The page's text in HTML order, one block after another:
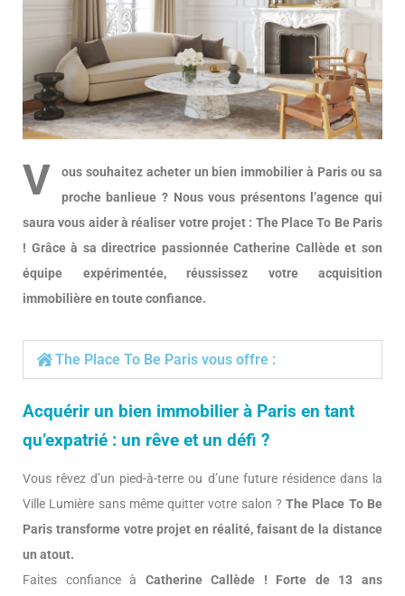
V
ous souhaitez acheter un bien immobilier à Paris ou sa
proche banlieue ? Nous vous présentons l’agence qui
saura vous aider à réaliser votre projet : The Place To Be Paris
! Grâce à sa directrice passionnée Catherine Callède et son
équipe expérimentée, réussissez votre acquisition
immobilière en toute confiance.
The Place To Be Paris vous offre :
Acquérir un bien immobilier à Paris en tant
qu’expatrié : un rêve et un défi ?
Vous rêvez d’un pied-à-terre ou d’une future résidence dans la
Ville Lumière sans même quitter votre salon ?The Place To Be
Paris transforme votre projet en réalité, faisant de la distance
un atout.
Faites confiance à Catherine Callède ! Forte de 13 ans